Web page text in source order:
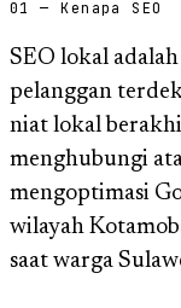
01 — Kenapa SEO
SEO lokal
pelanggan
niat lokal
menghubungi
mengoptimasi
wilayah
saat warga